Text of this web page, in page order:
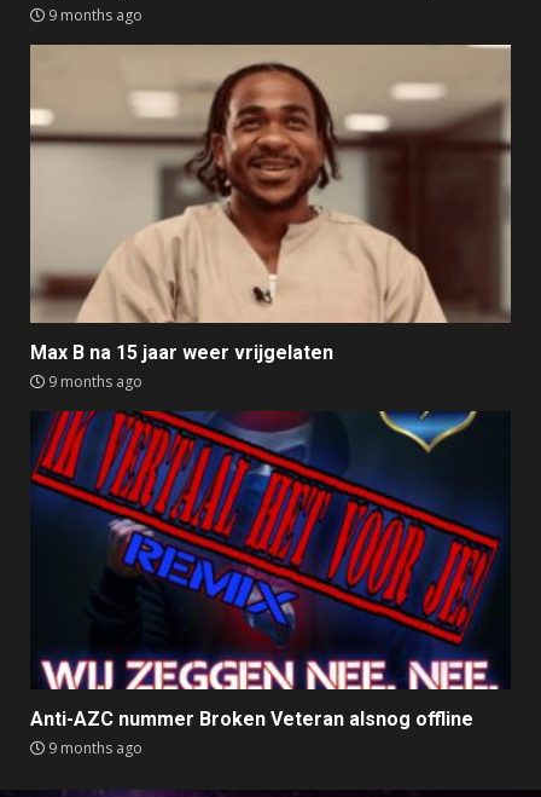
9 months ago
Max B na 15 jaar weer vrijgelaten
9 months ago
Anti-AZC nummer Broken Veteran alsnog offline
9 months ago